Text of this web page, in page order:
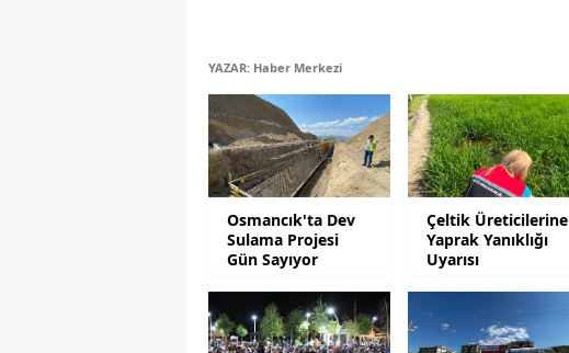
YAZAR: Haber Merkezi
Osmancık'ta Dev
Sulama Projesi
Gün Sayıyor
Çeltik Üreticilerine
Yaprak Yanıklığı
Uyarısı